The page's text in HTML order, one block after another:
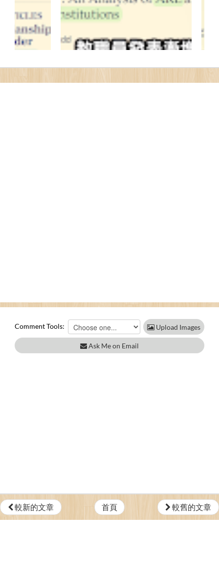
Comment Tools: Upload Images
Ask Me on Email
較新的文章 首頁 較舊的文章